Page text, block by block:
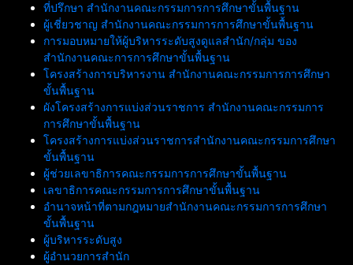
ที่ปรึกษา สำนักงานคณะกรรมการการศึกษาขั้นพื้นฐาน
ผู้เชี่ยวชาญ สำนักงานคณะกรรมการการศึกษาขั้นพื้นฐาน
การมอบหมายให้ผู้บริหารระดับสูงดูแลสำนัก/กลุ่ม ของ
สำนักงานคณะการการศึกษาขั้นพื้นฐาน
โครงสร้างการบริหารงาน สำนักงานคณะกรรมการการศึกษา
ขั้นพื้นฐาน
ผังโครงสร้างการแบ่งส่วนราชการ สำนักงานคณะกรรมการ
การศึกษาขั้นพื้นฐาน
โครงสร้างการแบ่งส่วนราชการสำนักงานคณะกรรมการศึกษา
ขั้นพื้นฐาน
ผู้ช่วยเลขาธิการคณะกรรมการการศึกษาขั้นพื้นฐาน
เลขาธิการคณะกรรมการการศึกษาขั้นพื้นฐาน
อำนาจหน้าที่ตามกฎหมายสำนักงานคณะกรรมการการศึกษา
ขั้นพื้นฐาน
ผู้บริหารระดับสูง
ผู้อำนวยการสำนัก